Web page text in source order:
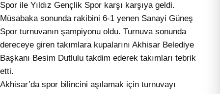
Spor ile Yıldız Gençlik Spor karşı karşıya geldi.
Müsabaka sonunda rakibini 6-1 yenen Sanayi Güneş
Spor turnuvanın şampiyonu oldu. Turnuva sonunda
dereceye giren takımlara kupalarını Akhisar Belediye
Başkanı Besim Dutlulu takdim ederek takımları tebrik
etti.
Akhisar’da spor bilincini aşılamak için turnuvayı